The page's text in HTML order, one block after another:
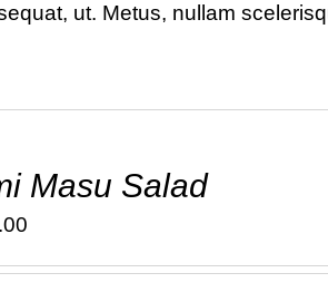
ut. Metus, nullam
Masu Salad